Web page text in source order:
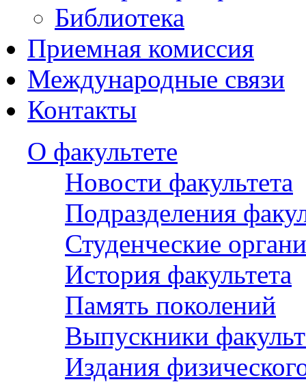
Библиотека
Приемная комиссия
Международные связи
Контакты
О факультете
Новости факультета
Подразделения
Студенческие
История факультета
Память поколений
Выпускники
Издания